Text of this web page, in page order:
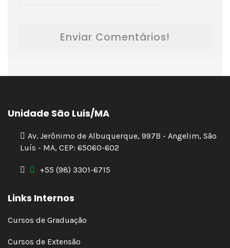
Enviar Comentários!
Unidade São Luis/MA
Av. Jerônimo de Albuquerque, 997B - Angelim, São
Luís - MA, CEP: 65060-602
+55 (98) 3301-6715
Links Internos
Cursos de Graduação
Cursos de Extensão